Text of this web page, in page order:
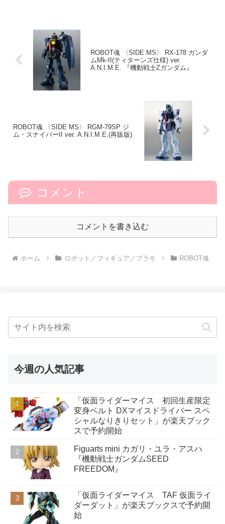
ROBOT魂 〈SIDE MS〉 RX-178 ガンダ
ムMk-II(ティターンズ仕様) ver.
A.N.I.M.E. 『機動戦士Ζガンダム』
ROBOT魂 〈SIDE MS〉 RGM-79SP ジ
ム・スナイパーII ver. A.N.I.M.E.(再販版)
コメント
コメントを書き込む
ホーム ロボット／フィギュア／プラモ ROBOT魂
今週の人気記事
「仮面ライダーマイス 初回生産限定
変身ベルト DXマイスドライバー スペ
シャルなりきりセット」が楽天ブック
スで予約開始
Figuarts mini カガリ・ユラ・アスハ
『機動戦士ガンダムSEED
FREEDOM』
「仮面ライダーマイス TAF 仮面ライ
ダーダット」が楽天ブックスで予約開
始